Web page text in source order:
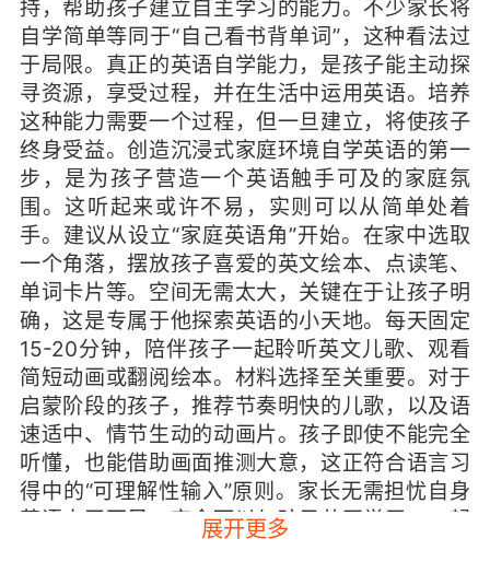
持，帮助孩子建立自主学习的能力。不少家长将
自学简单等同于“自己看书背单词”，这种看法过
于局限。真正的英语自学能力，是孩子能主动探
寻资源，享受过程，并在生活中运用英语。培养
这种能力需要一个过程，但一旦建立，将使孩子
终身受益。创造沉浸式家庭环境自学英语的第一
步，是为孩子营造一个英语触手可及的家庭氛
围。这听起来或许不易，实则可以从简单处着
手。建议从设立“家庭英语角”开始。在家中选取
一个角落，摆放孩子喜爱的英文绘本、点读笔、
单词卡片等。空间无需太大，关键在于让孩子明
确，这是专属于他探索英语的小天地。每天固定
15-20分钟，陪伴孩子一起聆听英文儿歌、观看
简短动画或翻阅绘本。材料选择至关重要。对于
启蒙阶段的孩子，推荐节奏明快的儿歌，以及语
速适中、情节生动的动画片。孩子即使不能完全
听懂，也能借助画面推测大意，这正符合语言习
得中的“可理解性输入”原则。家长无需担忧自身
英语水平不足。完全可以与孩子共同学习，一起
跟随歌曲做动作，模仿对话。您的参与本身就是
展开更多